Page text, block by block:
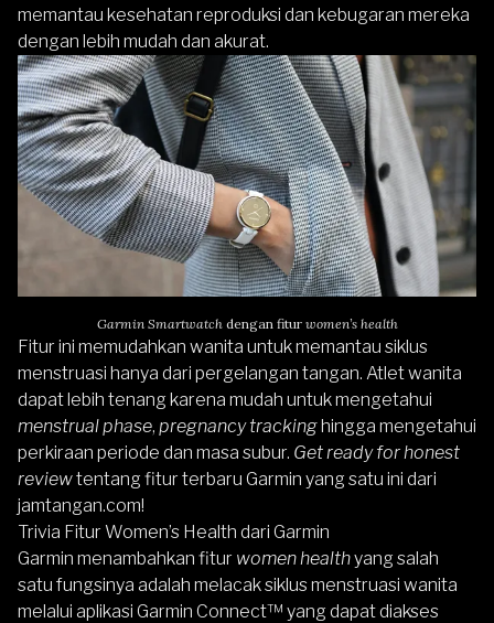
memantau kesehatan reproduksi dan kebugaran mereka
dengan lebih mudah dan akurat.
Garmin Smartwatch dengan fitur women’s health
Fitur ini memudahkan wanita untuk memantau siklus
menstruasi hanya dari pergelangan tangan. Atlet wanita
dapat lebih tenang karena mudah untuk mengetahui
menstrual phase, pregnancy trackinghingga mengetahui
perkiraan periode dan masa subur. Get ready for honest
reviewtentang fitur terbaru Garmin yang satu ini dari
jamtangan.com!
Trivia Fitur Women’s Health dari Garmin
Garmin menambahkan fitur women healthyang salah
satu fungsinya adalah melacak siklus menstruasi wanita
melalui aplikasi Garmin Connect™ yang dapat diakses